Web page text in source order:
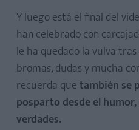
Y luego está el final del
han celebrado con
le ha quedado la vulva
bromas, dudas y mucha
recuerda quetambién se
posparto desde el
verdades.